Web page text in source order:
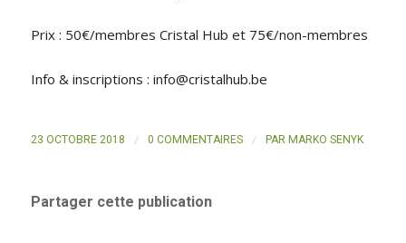
Prix : 50€/membres Cristal Hub et 75€/non-membres
Info & inscriptions : info@cristalhub.be
23 OCTOBRE 2018 / 0 COMMENTAIRES / PAR MARKO SENYK
Partager cette publication